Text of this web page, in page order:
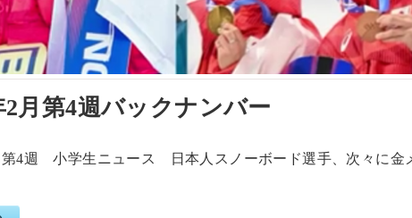
2月第4週バックナンバー
第4週 小学生ニュース 日本人スノーボード選手、次々に金